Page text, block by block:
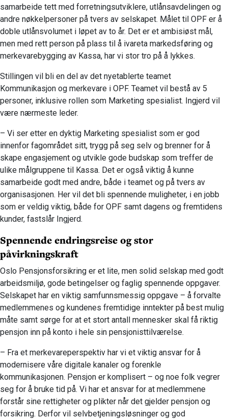
samarbeide tett med forretningsutviklere, utlånsavdelingen og
andre nøkkelpersoner på tvers av selskapet. Målet til OPF er å
doble utlånsvolumet i løpet av to år. Det er et ambisiøst mål,
men med rett person på plass til å ivareta markedsføring og
merkevarebygging av Kassa, har vi stor tro på å lykkes.
Stillingen vil bli en del av det nyetablerte teamet
Kommunikasjon og merkevare i OPF. Teamet vil bestå av 5
personer, inklusive rollen som Marketing spesialist. Ingjerd vil
være nærmeste leder.
– Vi ser etter en dyktig Marketing spesialist som er god
innenfor fagområdet sitt, trygg på seg selv og brenner for å
skape engasjement og utvikle gode budskap som treffer de
ulike målgruppene til Kassa. Det er også viktig å kunne
samarbeide godt med andre, både i teamet og på tvers av
organisasjonen. Her vil det bli spennende muligheter, i en jobb
som er veldig viktig, både for OPF samt dagens og fremtidens
kunder, fastslår Ingjerd.
Spennende endringsreise og stor
påvirkningskraft
Oslo Pensjonsforsikring er et lite, men solid selskap med godt
arbeidsmiljø, gode betingelser og faglig spennende oppgaver.
Selskapet har en viktig samfunnsmessig oppgave – å forvalte
medlemmenes og kundenes fremtidige inntekter på best mulig
måte samt sørge for at et stort antall mennesker skal få riktig
pensjon inn på konto i hele sin pensjonisttilværelse.
– Fra et merkevareperspektiv har vi et viktig ansvar for å
modernisere våre digitale kanaler og forenkle
kommunikasjonen. Pensjon er komplisert – og noe folk vegrer
seg for å bruke tid på. Vi har et ansvar for at medlemmene
forstår sine rettigheter og plikter når det gjelder pensjon og
forsikring. Derfor vil selvbetjeningsløsninger og god